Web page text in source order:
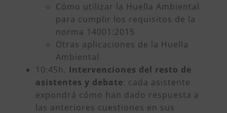
Cómo utilizar la Huella Ambiental
para cumplir los requisitos de la
norma 14001:2015
Otras aplicaciones de la Huella
Ambiental
10:45h. Intervenciones del resto de
asistentes y debate: cada asistente
expondrá cómo han dado respuesta a
las anteriores cuestiones en sus